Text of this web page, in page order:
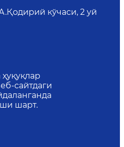
кўчаси, 2 уй
сайтдаги
шарт.